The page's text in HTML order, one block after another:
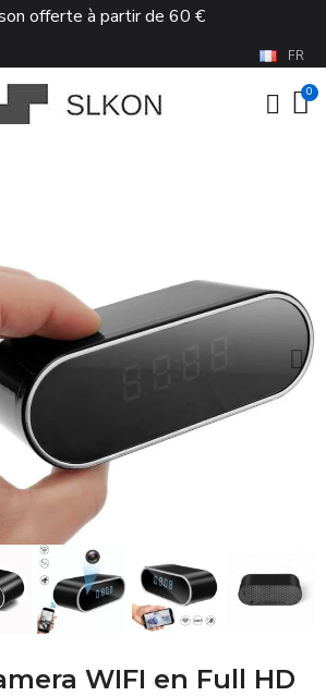
offerte à partir de 60 €
FR
WIFI en Full HD